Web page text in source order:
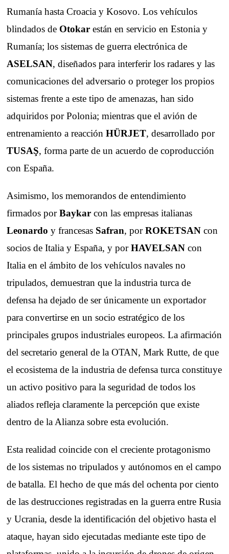
Rumanía hasta Croacia y Kosovo. Los vehículos
blindados de Otokar están en servicio en Estonia y
Rumanía; los sistemas de guerra electrónica de
ASELSAN, diseñados para interferir los radares y las
comunicaciones del adversario o proteger los propios
sistemas frente a este tipo de amenazas, han sido
adquiridos por Polonia; mientras que el avión de
entrenamiento a reacciónHÜRJET, desarrollado por
TUSAŞ, forma parte de un acuerdo de coproducción
con España.
Asimismo, los memorandos de entendimiento
firmados porBaykar con las empresas italianas
Leonardo y francesas Safran, porROKETSAN con
socios de Italia y España, y porHAVELSAN con
Italia en el ámbito de los vehículos navales no
tripulados, demuestran que la industria turca de
defensa ha dejado de ser únicamente un exportador
para convertirse en un socio estratégico de los
principales grupos industriales europeos. La afirmación
del secretario general de la OTAN, Mark Rutte, de que
el ecosistema de la industria de defensa turca constituye
un activo positivo para la seguridad de todos los
aliados refleja claramente la percepción que existe
dentro de la Alianza sobre esta evolución.
Esta realidad coincide con el creciente protagonismo
de los sistemas no tripulados y autónomos en el campo
de batalla. El hecho de que más del ochenta por ciento
de las destrucciones registradas en la guerra entre Rusia
y Ucrania, desde la identificación del objetivo hasta el
ataque, hayan sido ejecutadas mediante este tipo de